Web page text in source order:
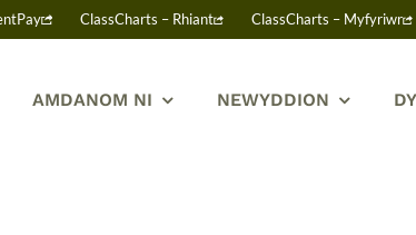
ClassCharts – Rhiant ClassCharts – Myfyriwr
AMDANOM NI NEWYDDION